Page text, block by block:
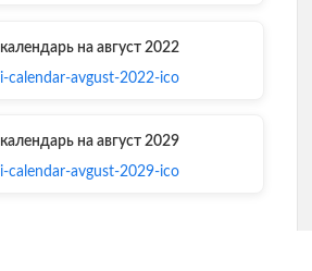
на август 2022
на август 2029